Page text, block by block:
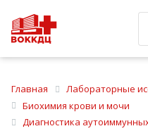
Главная
Лабораторные
Биохимия крови и мочи
Диагностика